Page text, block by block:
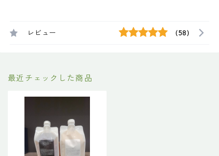
レビュー (58)
最近チェックした商品